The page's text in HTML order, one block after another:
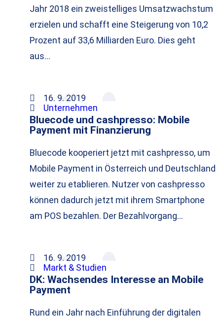
Jahr 2018 ein zweistelliges Umsatzwachstum
erzielen und schafft eine Steigerung von 10,2
Prozent auf 33,6 Milliarden Euro. Dies geht
aus…
16. 9. 2019
Unternehmen
Bluecode und cashpresso: Mobile
Payment mit Finanzierung
Bluecode kooperiert jetzt mit cashpresso, um
Mobile Payment in Österreich und Deutschland
weiter zu etablieren. Nutzer von cashpresso
können dadurch jetzt mit ihrem Smartphone
am POS bezahlen. Der Bezahlvorgang…
16. 9. 2019
Markt & Studien
DK: Wachsendes Interesse an Mobile
Payment
Rund ein Jahr nach Einführung der digitalen